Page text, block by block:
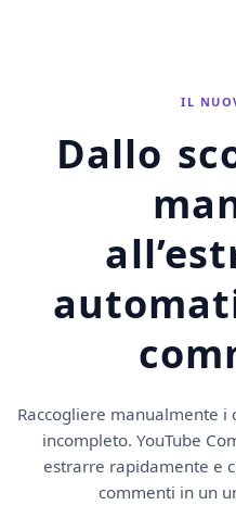
IL
Dallo
Raccogliere manualmente i
incompleto. YouTube
estrarre rapidamente e
commenti in un